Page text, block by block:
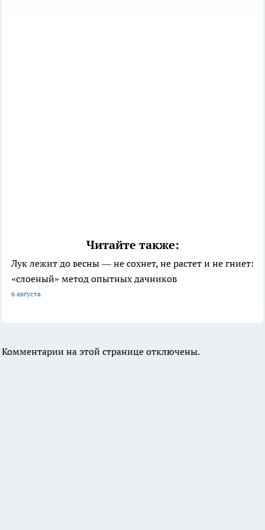
Читайте также:
Лук лежит до весны — не сохнет, не растет и не гниет:
«слоеный» метод опытных дачников
6 августа
Комментарии на этой странице отключены.